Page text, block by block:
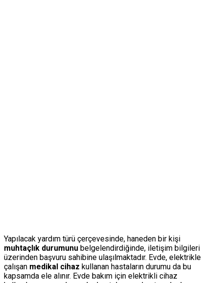
Yapılacak yardım türü çerçevesinde, haneden bir kişi
muhtaçlık durumunu belgelendirdiğinde, iletişim bilgileri
üzerinden başvuru sahibine ulaşılmaktadır. Evde, elektrikle
çalışan medikal cihaz kullanan hastaların durumu da bu
kapsamda ele alınır. Evde bakım için elektrikli cihaz